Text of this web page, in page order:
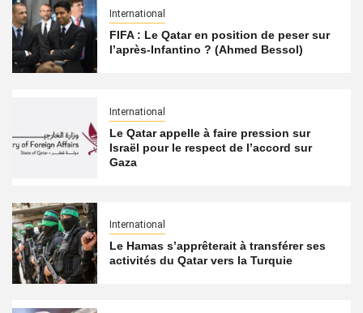
International
FIFA : Le Qatar en position de peser sur
l’après-Infantino ? (Ahmed Bessol)
International
Le Qatar appelle à faire pression sur
Israël pour le respect de l’accord sur
Gaza
International
Le Hamas s’apprêterait à transférer ses
activités du Qatar vers la Turquie